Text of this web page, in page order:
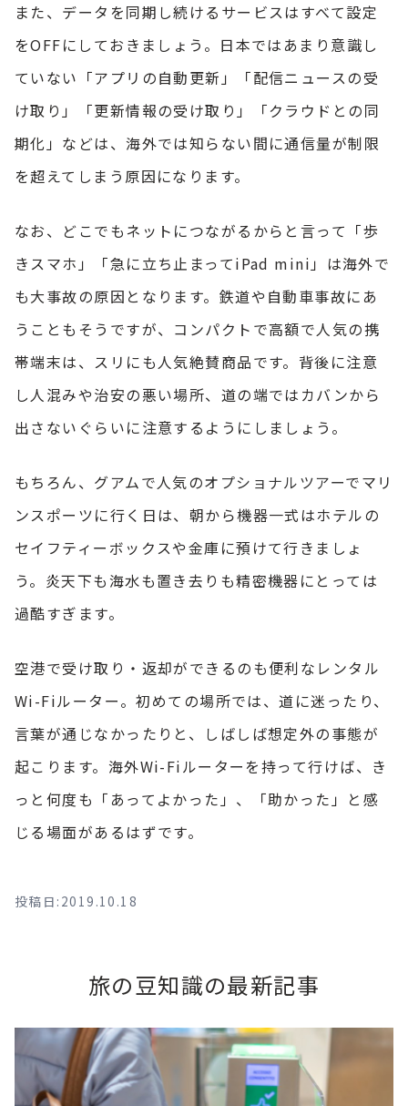
また、データを同期し続けるサービスはすべて設定
をOFFにしておきましょう。日本ではあまり意識し
ていない「アプリの自動更新」「配信ニュースの受
け取り」「更新情報の受け取り」「クラウドとの同
期化」などは、海外では知らない間に通信量が制限
を超えてしまう原因になります。
なお、どこでもネットにつながるからと言って「歩
きスマホ」「急に立ち止まってiPad mini」は海外で
も大事故の原因となります。鉄道や自動車事故にあ
うこともそうですが、コンパクトで高額で人気の携
帯端末は、スリにも人気絶賛商品です。背後に注意
し人混みや治安の悪い場所、道の端ではカバンから
出さないぐらいに注意するようにしましょう。
もちろん、グアムで人気のオプショナルツアーでマリ
ンスポーツに行く日は、朝から機器一式はホテルの
セイフティーボックスや金庫に預けて行きましょ
う。炎天下も海水も置き去りも精密機器にとっては
過酷すぎます。
空港で受け取り・返却ができるのも便利なレンタル
Wi-Fiルーター。初めての場所では、道に迷ったり、
言葉が通じなかったりと、しばしば想定外の事態が
起こります。海外Wi-Fiルーターを持って行けば、き
っと何度も「あってよかった」、「助かった」と感
じる場面があるはずです。
投稿日:2019.10.18
旅の豆知識の最新記事